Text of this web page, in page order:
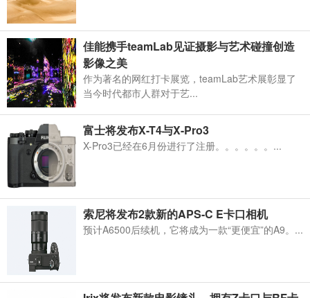
佳能携手teamLab见证摄影与艺术碰撞创造
影像之美
作为著名的网红打卡展览，teamLab艺术展彰显了
当今时代都市人群对于艺...
富士将发布X-T4与X-Pro3
X-Pro3已经在6月份进行了注册。。。。。。...
索尼将发布2款新的APS-C E卡口相机
预计A6500后续机，它将成为一款“更便宜”的A9。...